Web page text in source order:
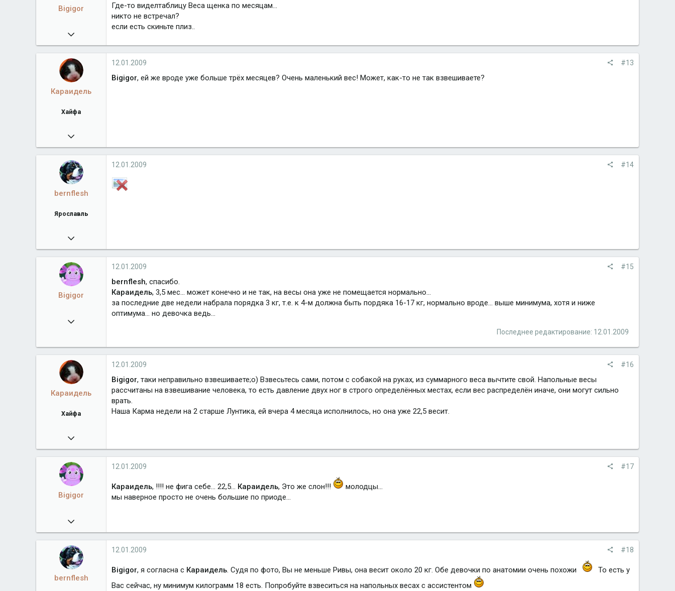
Bigigor
30.12.2008
102
Где-то виделтаблицу Веса щенка по месяцам...
никто не встречал?
если есть скиньте плиз..
Караидель
Хайфа
09.08.2008
3 233
Хайфа
12.01.2009 #13
Bigigor, ей же вроде уже больше трёх месяцев? Очень маленький вес! Может, как-то не так взвешиваете?
bernflesh
Ярославль
10.05.2008
5 317
Город
12.01.2009 #14
Bigigor
30.12.2008
12.01.2009 #15
bernflesh, спасибо.
Караидель, 3,5 мес... может конечно и не так, на весы она уже не помещается нормально...
за последние две недели набрала порядка 3 кг, т.е. к 4-м должна быть пордяка 16-17 кг, нормально вроде... выше минимума, хотя и ниже
оптимума... но девочка ведь...
Последнее редактирование: 12.01.2009
Караидель
Хайфа
09.08.2008
3 233
Хайфа
12.01.2009 #16
Bigigor, таки неправильно взвешиваете;о) Взвесьтесь сами, потом с собакой на руках, из суммарного веса вычтите свой. Напольные весы
рассчитаны на взвешивание человека, то есть давление двух ног в строго определённых местах, если вес распределён иначе, они могут сильно
врать.
Наша Карма недели на 2 старше Лунтика, ей вчера 4 месяца исполнилось, но она уже 22,5 весит.
Bigigor
30.12.2008
102
12.01.2009 #17
Караидель, !!!! не фига себе... 22,5... Караидель, Это же слон!!!
молодцы...
мы наверное просто не очень большие по приоде...
bernflesh
12.01.2009 #18
Bigigor, я согласна с Караидель. Судя по фото, Вы не меньше Ривы, она весит около 20 кг. Обе девочки по анатомии очень похожи
То есть у
Вас сейчас, ну минимум килограмм 18 есть. Попробуйте взвеситься на напольных весах с ассистентом